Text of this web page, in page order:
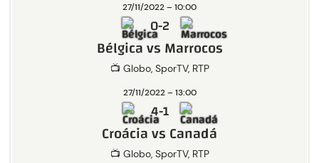
27/11/2022 – 10:00
📺 Globo, SporTV, RTP
0-2
Bélgica vs Marrocos
27/11/2022 – 13:00
📺 Globo, SporTV, RTP
4-1
Croácia vs Canadá